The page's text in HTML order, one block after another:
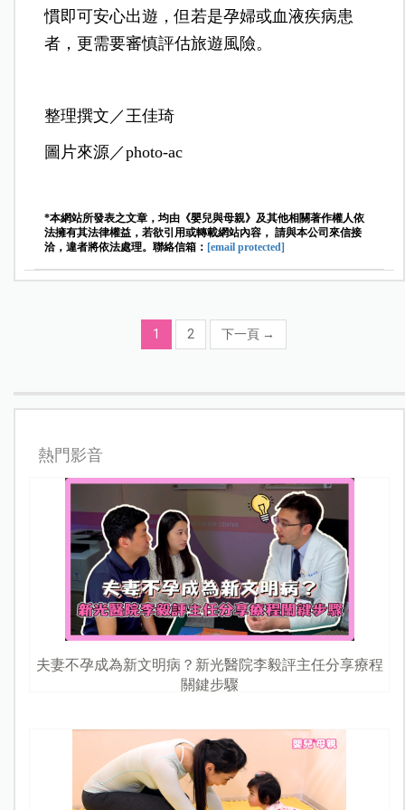
慣即可安心出遊，但若是孕婦或血液疾病患
者，更需要審慎評估旅遊風險。
整理撰文／王佳琦
圖片來源／photo-ac
*本網站所發表之文章，均由《嬰兒與母親》及其他相關著作權人依
法擁有其法律權益，若欲引用或轉載網站內容， 請與本公司來信接
洽，違者將依法處理。聯絡信箱： [email protected]
1 2 下一頁 →
熱門影音
夫妻不孕成為新文明病？新光醫院李毅評主任分享療程
關鍵步驟